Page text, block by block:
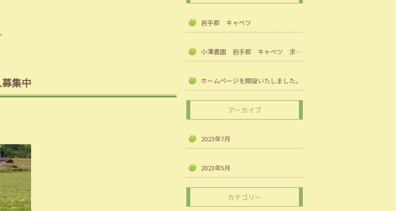
集中
岩手郡 キャベツ
小澤農園 岩手郡 キャベツ 求人募集中
ホームページを開設いたしました。
アーカイブ
2023年7月
2023年5月
カテゴリー